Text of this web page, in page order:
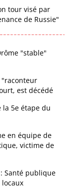
tour visé par
de Russie"
"stable"
"raconteur
est décédé
5e étape du
en équipe de
victime de
Santé publique
locaux